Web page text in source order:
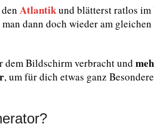
Atlantikund blätterst ratlos im
dann doch wieder am
dem Bildschirm verbracht und
, um für dich etwas ganz